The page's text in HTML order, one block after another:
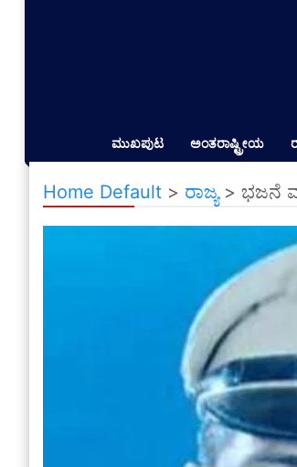
ಮುಖಪುಟ ಅಂತರಾಷ್ಟ್ರೀಯ
Home Default > ರಾಜ್ಯ> ಭಜನೆ